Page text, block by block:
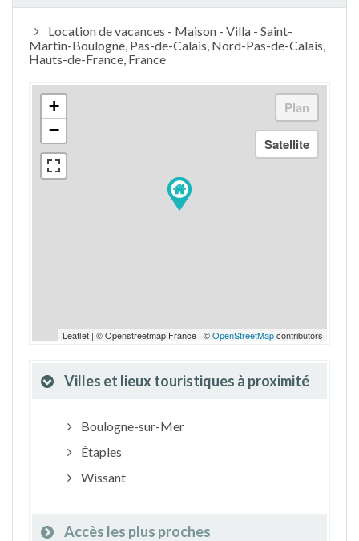
Location de vacances - Maison - Villa - Saint-
Martin-Boulogne, Pas-de-Calais, Nord-Pas-de-Calais,
Hauts-de-France, France
+
−
Leaflet | © Openstreetmap France | ©OpenStreetMapcontributors
Villes et lieux touristiques à proximité
Boulogne-sur-Mer
Étaples
Wissant
Accès les plus proches